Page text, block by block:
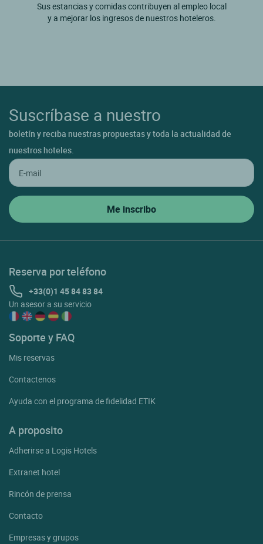
Sus estancias y comidas contribuyen al empleo local
y a mejorar los ingresos de nuestros hoteleros.
Suscríbase a nuestro
boletín y reciba nuestras propuestas y toda la actualidad de
nuestros hoteles.
Reserva por teléfono
+33(0)1 45 84 83 84
Un asesor a su servicio
Soporte y FAQ
Mis reservas
Contactenos
Ayuda con el programa de fidelidad ETIK
A proposito
Adherirse a Logis Hotels
Extranet hotel
Rincón de prensa
Contacto
Empresas y grupos